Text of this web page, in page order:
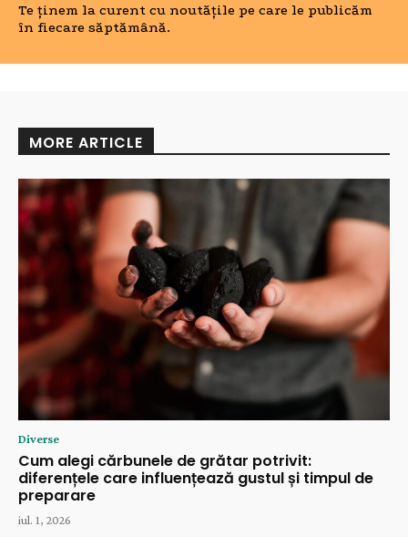
Te ținem la curent cu noutățile pe care le publicăm
în fiecare săptămână.
MORE ARTICLE
Diverse
Cum alegi cărbunele de grătar potrivit:
diferențele care influențează gustul și timpul de
preparare
iul. 1, 2026